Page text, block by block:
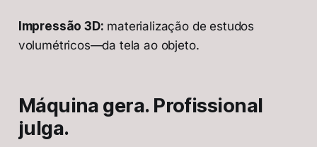
Impressão 3D: materialização de estudos
volumétricos—da tela ao objeto.
Máquina gera. Profissional
julga.